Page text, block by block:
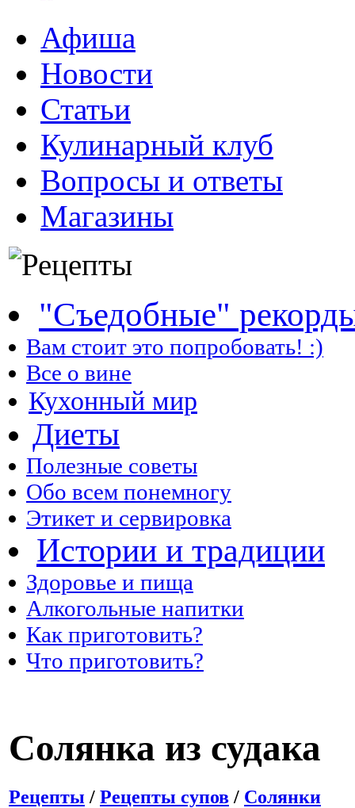
Афиша
Новости
Статьи
Кулинарный клуб
Вопросы и ответы
Магазины
"Съедобные"
Вам стоит это попробовать! :)
Все о вине
Кухонный мир
Диеты
Полезные советы
Обо всем понемногу
Этикет и сервировка
Истории и традиции
Здоровье и пища
Алкогольные напитки
Как приготовить?
Что приготовить?
Солянка из судака
Рецепты / Рецепты супов / Солянки